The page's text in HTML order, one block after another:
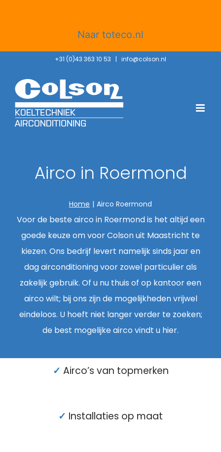
Naar toteco.nl
inhoud
+31 (0)43 363 10 53 | info@colson.nl
Airco in Roermond
Home | Airco Roermond
Voor de beste airco in Roermond is het altijd een
goede keuze om voor Colson uit Maastricht te
kiezen. Ons bedrijf levert namelijk sinds jaar en
dag airconditioning voor zowel particulier als
zakelijk gebruik. Of u nu thuis of op kantoor een
airco wilt; bij ons zijn de mogelijkheden vrijwel
eindeloos. U hoeft niet langer verder te zoeken;
de best mogelijke airco vindt u hier.
✓ Airco’s van topmerken
✓ Installaties op maat